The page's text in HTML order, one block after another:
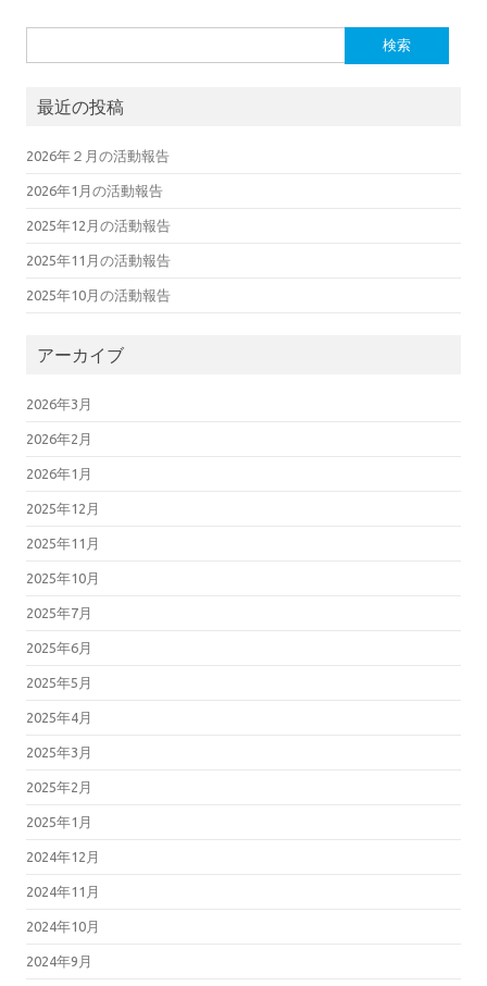
最近の投稿
2026年２月の活動報告
2026年1月の活動報告
2025年12月の活動報告
2025年11月の活動報告
2025年10月の活動報告
アーカイブ
2026年3月
2026年2月
2026年1月
2025年12月
2025年11月
2025年10月
2025年7月
2025年6月
2025年5月
2025年4月
2025年3月
2025年2月
2025年1月
2024年12月
2024年11月
2024年10月
2024年9月